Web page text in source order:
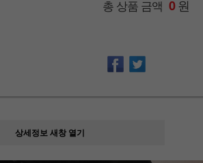
총 상품 금액 0원
상세정보 새창 열기